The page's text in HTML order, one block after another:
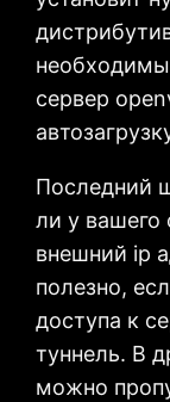
сервер
Последний
ли у вашего
внешний ip
полезно,
доступа к
туннель. В
можно